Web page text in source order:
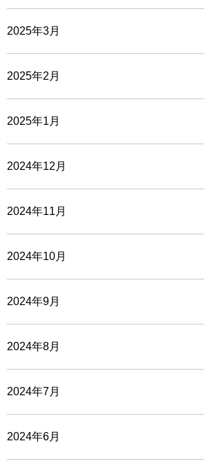
2025年3月
2025年2月
2025年1月
2024年12月
2024年11月
2024年10月
2024年9月
2024年8月
2024年7月
2024年6月